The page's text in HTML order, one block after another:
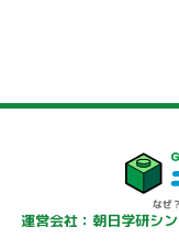
運営会社：朝日学研シ